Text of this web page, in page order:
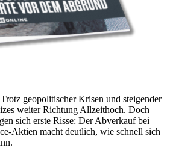
geopolitischer Krisen und steigender
weiter Richtung Allzeithoch. Doch
sich erste Risse: Der Abverkauf bei
Aktien macht deutlich, wie schnell sich